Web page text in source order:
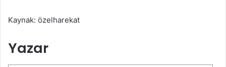
Kaynak: özelharekat
Yazar